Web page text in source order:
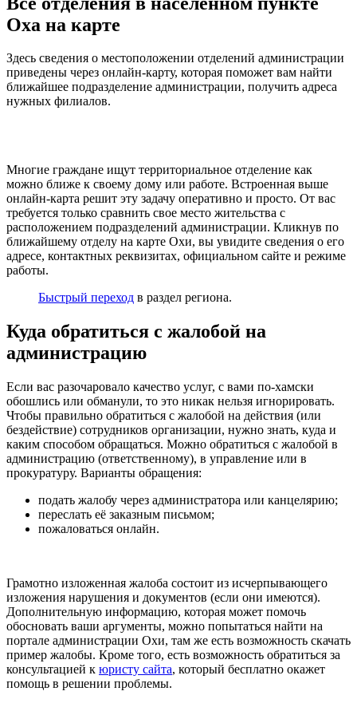
Оха на карте
Здесь сведения о местоположении отделений администрации
приведены через онлайн-карту, которая поможет вам найти
ближайшее подразделение администрации, получить адреса
нужных филиалов.
Многие граждане ищут территориальное отделение как
можно ближе к своему дому или работе. Встроенная выше
онлайн-карта решит эту задачу оперативно и просто. От вас
требуется только сравнить свое место жительства с
расположением подразделений администрации. Кликнув по
ближайшему отделу на карте Охи, вы увидите сведения о его
адресе, контактных реквизитах, официальном сайте и режиме
работы.
Быстрый переход в раздел региона.
Куда обратиться с жалобой на
администрацию
Если вас разочаровало качество услуг, с вами по-хамски
обошлись или обманули, то это никак нельзя игнорировать.
Чтобы правильно обратиться с жалобой на действия (или
бездействие) сотрудников организации, нужно знать, куда и
каким способом обращаться. Можно обратиться с жалобой в
администрацию (ответственному), в управление или в
прокуратуру. Варианты обращения:
подать жалобу через администратора или канцелярию;
переслать её заказным письмом;
пожаловаться онлайн.
Грамотно изложенная жалоба состоит из исчерпывающего
изложения нарушения и документов (если они имеются).
Дополнительную информацию, которая может помочь
обосновать ваши аргументы, можно попытаться найти на
портале администрации Охи, там же есть возможность скачать
пример жалобы. Кроме того, есть возможность обратиться за
консультацией к юристу сайта, который бесплатно окажет
помощь в решении проблемы.